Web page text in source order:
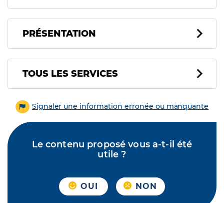
PRÉSENTATION
Tous les services
TOUS LES SERVICES
Signaler une information erronée ou manquante
Le contenu proposé vous a-t-il été
utile ?
OUI NON